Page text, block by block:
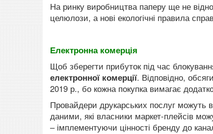
На ринку виробництва паперу ще не
целюлози, а нові екологічні правила
Електронна комерція
Щоб зберегти прибуток під час
електронної комерції. Відповідно,
2019 р., бо кожна покупка вимагає
Провайдери друкарських послуг можуть
даними, які власники маркет-плейсів
– імплементуючи цінності бренду до